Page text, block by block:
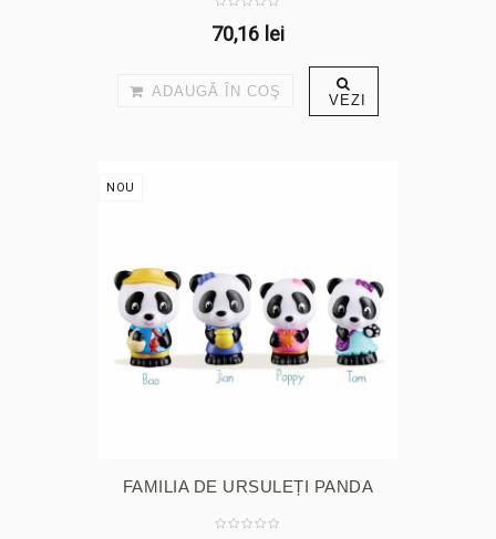
70,16 lei
ADAUGĂ ÎN COŞ VEZI
NOU
FAMILIA DE URSULEȚI PANDA